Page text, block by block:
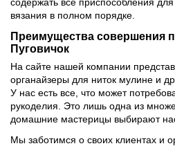
содержать все приспособления
вязания в полном порядке.
Преимущества совершения
Пуговичок
На сайте нашей компании
органайзеры для ниток мулине и
У нас есть все, что может
рукоделия. Это лишь одна из
домашние мастерицы выбирают
Мы заботимся о своих клиентах и